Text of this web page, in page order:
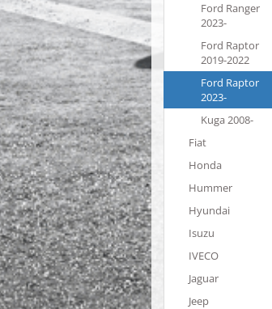
Ford Ranger
2023-
Ford Raptor
2019-2022
Ford Raptor
2023-
Kuga 2008-
Fiat
Honda
Hummer
Hyundai
Isuzu
IVECO
Jaguar
Jeep